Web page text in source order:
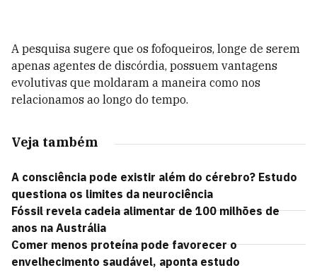
A pesquisa sugere que os fofoqueiros, longe de serem
apenas agentes de discórdia, possuem vantagens
evolutivas que moldaram a maneira como nos
relacionamos ao longo do tempo.
Veja também
A consciência pode existir além do cérebro? Estudo
questiona os limites da neurociência
Fóssil revela cadeia alimentar de 100 milhões de
anos na Austrália
Comer menos proteína pode favorecer o
envelhecimento saudável, aponta estudo